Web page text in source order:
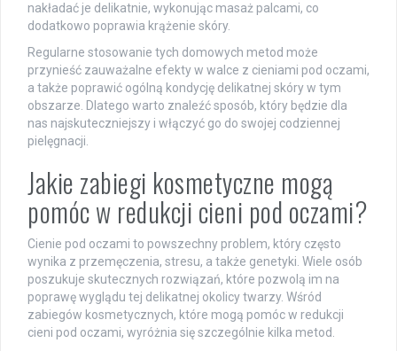
nakładać je delikatnie, wykonując masaż palcami, co
dodatkowo poprawia krążenie skóry.
Regularne stosowanie tych domowych metod może
przynieść zauważalne efekty w walce z cieniami pod oczami,
a także poprawić ogólną kondycję delikatnej skóry w tym
obszarze. Dlatego warto znaleźć sposób, który będzie dla
nas najskuteczniejszy i włączyć go do swojej codziennej
pielęgnacji.
Jakie zabiegi kosmetyczne mogą
pomóc w redukcji cieni pod oczami?
Cienie pod oczami to powszechny problem, który często
wynika z przemęczenia, stresu, a także genetyki. Wiele osób
poszukuje skutecznych rozwiązań, które pozwolą im na
poprawę wyglądu tej delikatnej okolicy twarzy. Wśród
zabiegów kosmetycznych, które mogą pomóc w redukcji
cieni pod oczami, wyróżnia się szczególnie kilka metod.